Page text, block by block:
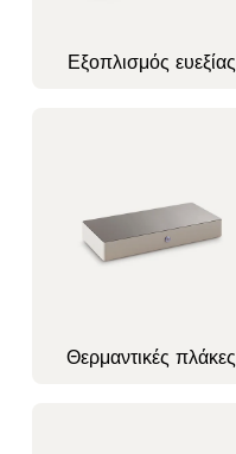
Εξοπλισμός ευεξίας
Θερμαντικές πλάκες